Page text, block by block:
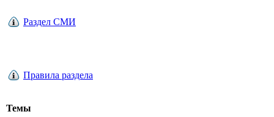
Раздел СМИ
Правила раздела
Темы